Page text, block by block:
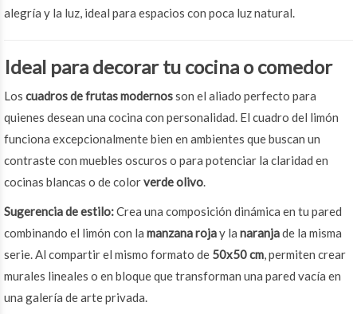
alegría y la luz, ideal para espacios con poca luz natural.
Ideal para decorar tu cocina o comedor
Los cuadros de frutas modernosson el aliado perfecto para
quienes desean una cocina con personalidad. El cuadro del limón
funciona excepcionalmente bien en ambientes que buscan un
contraste con muebles oscuros o para potenciar la claridad en
cocinas blancas o de colorverde olivo.
Sugerencia de estilo:Crea una composición dinámica en tu pared
combinando el limón con la manzana rojay la naranjade la misma
serie. Al compartir el mismo formato de 50x50 cm, permiten crear
murales lineales o en bloque que transforman una pared vacía en
una galería de arte privada.